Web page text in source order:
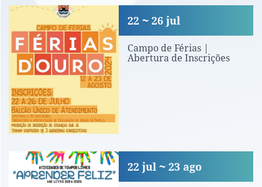
Campo de Férias | Abertura de
Campo de Férias |
Abertura de Inscrições
22 26 jul
Atividades de Tempos Livres
22 jul 23 ago